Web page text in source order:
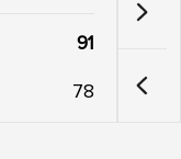
91
78